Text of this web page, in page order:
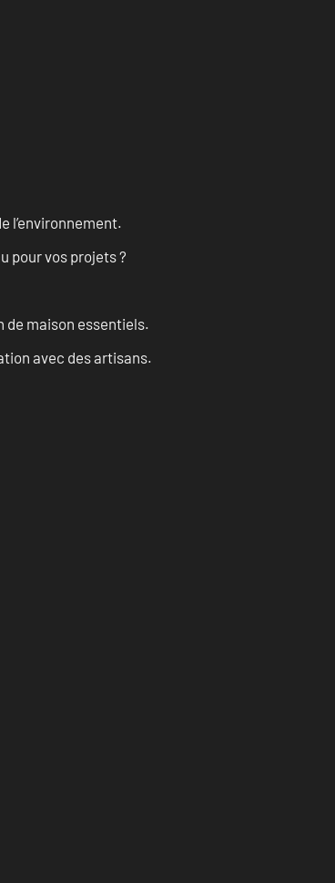
l’environnement.
pour vos projets ?
de maison essentiels.
avec des artisans.